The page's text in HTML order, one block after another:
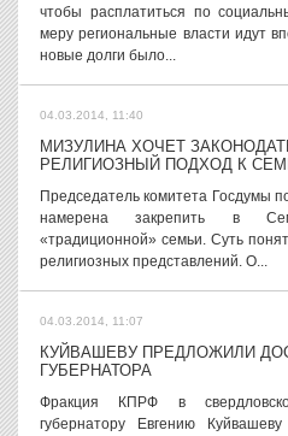
чтобы расплатиться по
меру региональные власти идут
новые долги было...
04.03.2014, 11:40
МИЗУЛИНА ХОЧЕТ
РЕЛИГИОЗНЫЙ ПОДХОД К
Председатель комитета Госдумы
намерена закрепить в
«традиционной» семьи. Суть
религиозных представлений. О...
04.03.2014, 11:07
КУЙВАШЕВУ ПРЕДЛОЖИЛИ
ГУБЕРНАТОРА
Фракция КПРФ в
губернатору Евгению